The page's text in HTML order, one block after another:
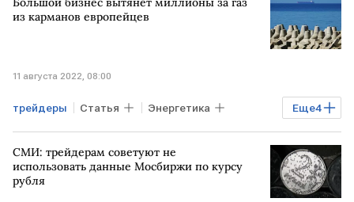
из карманов европейцев
11 августа 2022, 08:00
Еще4
трейдеры Статья Энергетика
Эксклюзив Газ СПГ
поставки газа
СМИ: трейдерам советуют не
использовать данные Мосбиржи по курсу
рубля